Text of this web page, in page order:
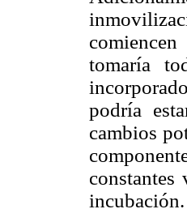
tomaría
podría
cambios